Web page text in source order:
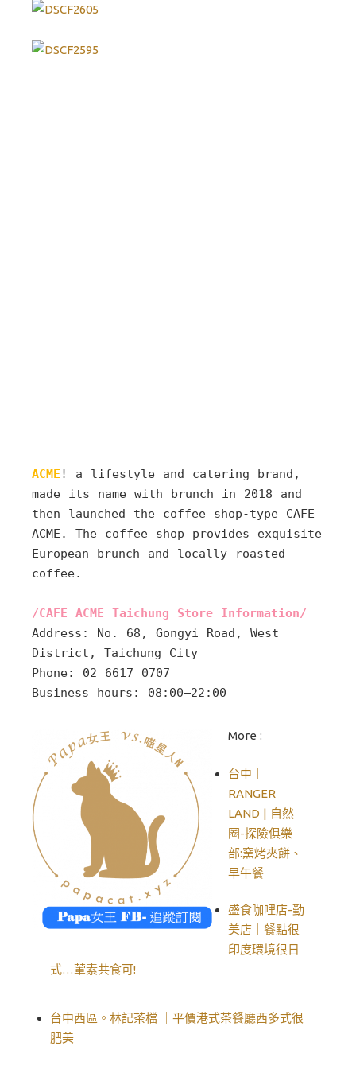
ACME ! a lifestyle and catering brand,
made its name with brunch in 2018 and
then launched the coffee shop-type CAFE
ACME. The coffee shop provides exquisite
European brunch and locally roasted
coffee.
/CAFE ACME Taichung Store Information/
Address: No. 68, Gongyi Road, West
District, Taichung City
Phone: 02 6617 0707
Business hours: 08:00–22:00
More :
台中｜
RANGER
LAND | 自然
圈-探險俱樂
部:窯烤夾餅、
早午餐
盛食咖哩店-勤
美店｜餐點很
印度環境很日
式…葷素共食可!
台中西區。林記茶檔 ｜平價港式茶餐廳西多式很
肥美